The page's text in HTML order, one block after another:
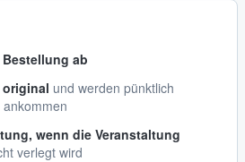
ab
und werden pünktlich
wenn die Veranstaltung
verlegt wird